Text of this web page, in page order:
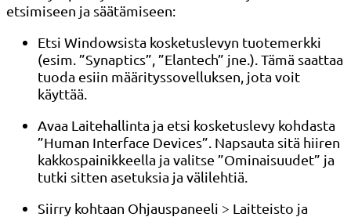
etsimiseen ja säätämiseen:
Etsi Windowsista kosketuslevyn tuotemerkki
(esim. ”Synaptics”, ”Elantech” jne.). Tämä saattaa
tuoda esiin määrityssovelluksen, jota voit
käyttää.
Avaa Laitehallinta ja etsi kosketuslevy kohdasta
”Human Interface Devices”. Napsauta sitä hiiren
kakkospainikkeella ja valitse ”Ominaisuudet” ja
tutki sitten asetuksia ja välilehtiä.
Siirry kohtaan Ohjauspaneeli > Laitteisto ja